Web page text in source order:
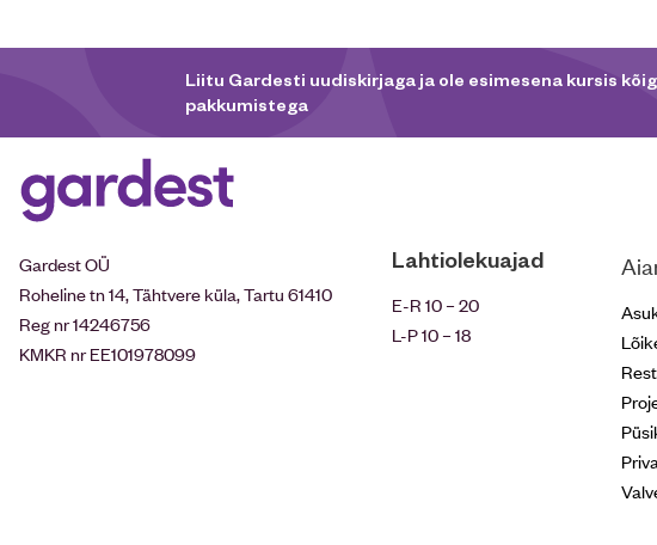
Liitu Gardesti uudiskirjaga ja ole esimesena kursis
pakkumistega
Gardest OÜ
Roheline tn 14, Tähtvere küla, Tartu 61410
Reg nr 14246756
KMKR nr EE101978099
Lahtiolekuajad
E-R 10 – 20
L-P 10 – 18